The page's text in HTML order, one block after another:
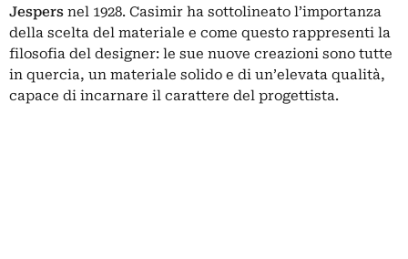
Jespers nel 1928. Casimir ha sottolineato l’importanza
della scelta del materiale e come questo rappresenti la
filosofia del designer: le sue nuove creazioni sono tutte
in quercia, un materiale solido e di un’elevata qualità,
capace di incarnare il carattere del progettista.